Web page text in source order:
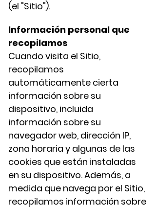
(el "Sitio").
Información personal que
recopilamos
Cuando visita el Sitio,
recopilamos
automáticamente cierta
información sobre su
dispositivo, incluida
información sobre su
navegador web, dirección IP,
zona horaria y algunas de las
cookies que están instaladas
en su dispositivo. Además, a
medida que navega por el Sitio,
recopilamos información sobre